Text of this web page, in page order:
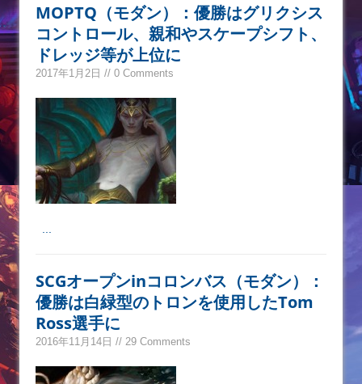
MOPTQ（モダン）：優勝はグリクシス
コントロール、親和やスケープシフト、
ドレッジ等が上位に
2017年1月2日 // 0 Comments
SCGオープンinコロンバス（モダン）：
優勝は白緑型のトロンを使用したTom
Ross選手に
2016年11月14日 // 29 Comments